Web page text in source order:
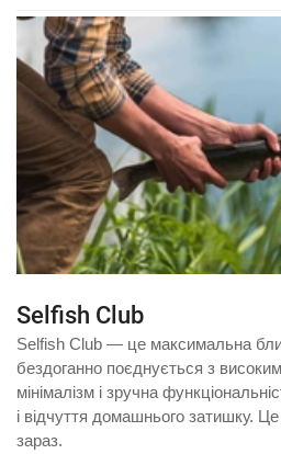
Selfish Club
Selfish Club — це максимальна
бездоганно поєднується з
мінімалізм і зручна
і відчуття домашнього затишку.
зараз.